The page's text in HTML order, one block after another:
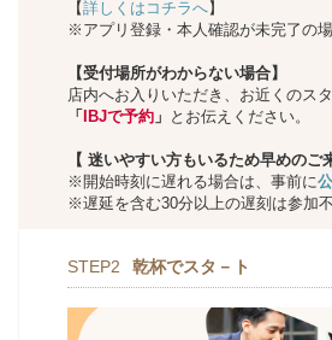
【詳しくはコチラへ】
※アプリ登録・本人確認が未完了の
【受付場所がわからない場合】
店内へお入りいただき、お近くのス
「
IBJで予約 」 とお伝えください。
【 迷いやすい方もいるため早めのご
※開始時刻に遅れる場合は、事前に
※遅延を含む30分以上の遅刻は参加
STEP2 乾杯でスタ－ト